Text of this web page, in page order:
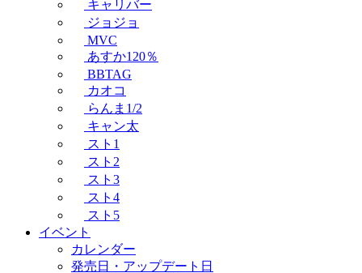
キャリバー
ジョジョ
MVC
あすか120％
BBTAG
カオコ
らんま1/2
キャン太
スト1
スト2
スト3
スト4
スト5
イベント
カレンダー
発売日・アップデート日